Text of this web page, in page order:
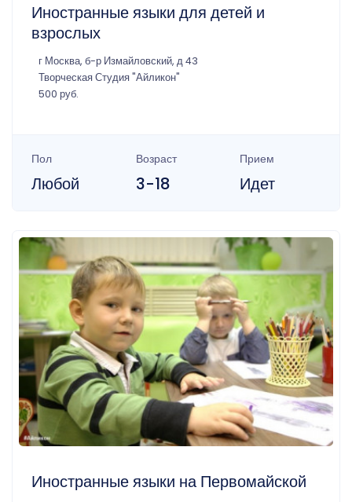
Иностранные языки для детей и
взрослых
г Москва, б-р Измайловский, д 43
Творческая Студия "Айликон"
500 руб.
Пол
Любой
Возраст
3-18
Прием
Идет
Иностранные языки на Первомайской